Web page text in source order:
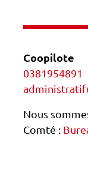
Coopilote
0381954891
Nous
Comté :